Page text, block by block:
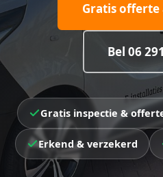
Gratis offerte
Bel 06
Gratis inspectie &
Erkend & verzekerd